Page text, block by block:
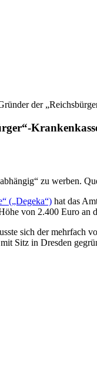
der
zu werben.
(„Degeka“) hat das
von 2.400 Euro an
sich der mehrfach
Sitz in Dresden